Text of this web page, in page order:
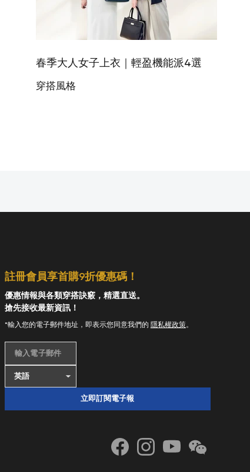
春季大人女子上衣｜輕盈機能派4選
穿搭風格
註冊會員享首購9折優惠碼！
優惠情報與各類穿搭訣竅，精選直送。
搶先接收最新資訊！
*輸入您的電子郵件地址，即表示您同意我們的 隱私權政策。
輸入電子郵件
立即訂閱電子報